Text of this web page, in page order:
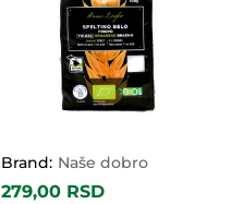
Brand: Naše dobro
279,00 RSD